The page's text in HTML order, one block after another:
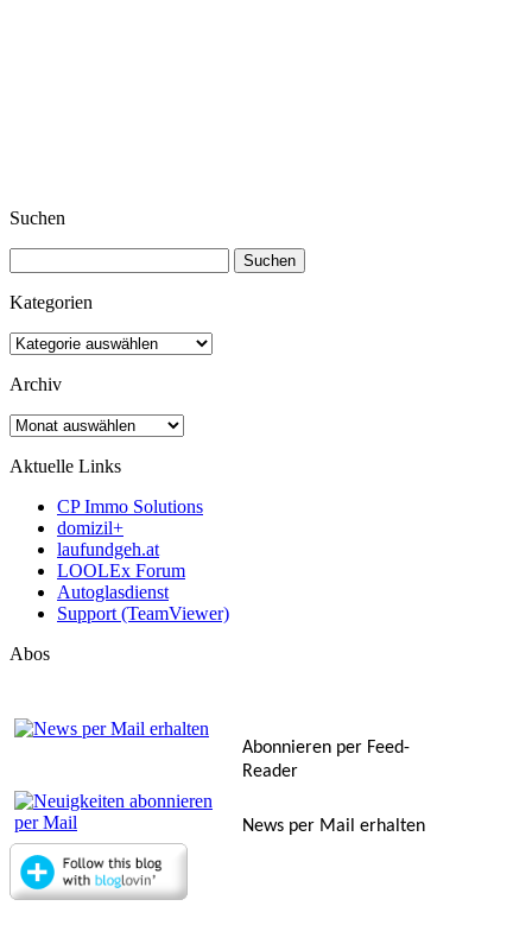
Suchen
nach:
Kategorien
Kategorien
Archiv
Archiv
Aktuelle Links
CP Immo Solutions
domizil+
laufundgeh.at
LOOLEx Forum
Autoglasdienst
Support (TeamViewer)
Abos
Abonnieren per Feed-
Reader
News per Mail erhalten